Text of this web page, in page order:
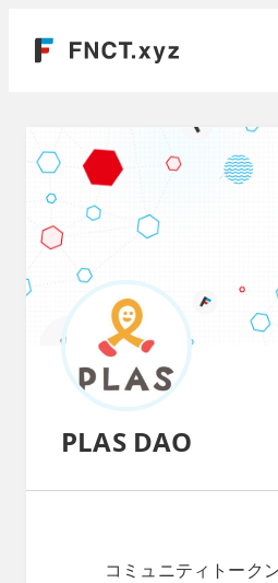
PLAS DAO
コミュニティトーク